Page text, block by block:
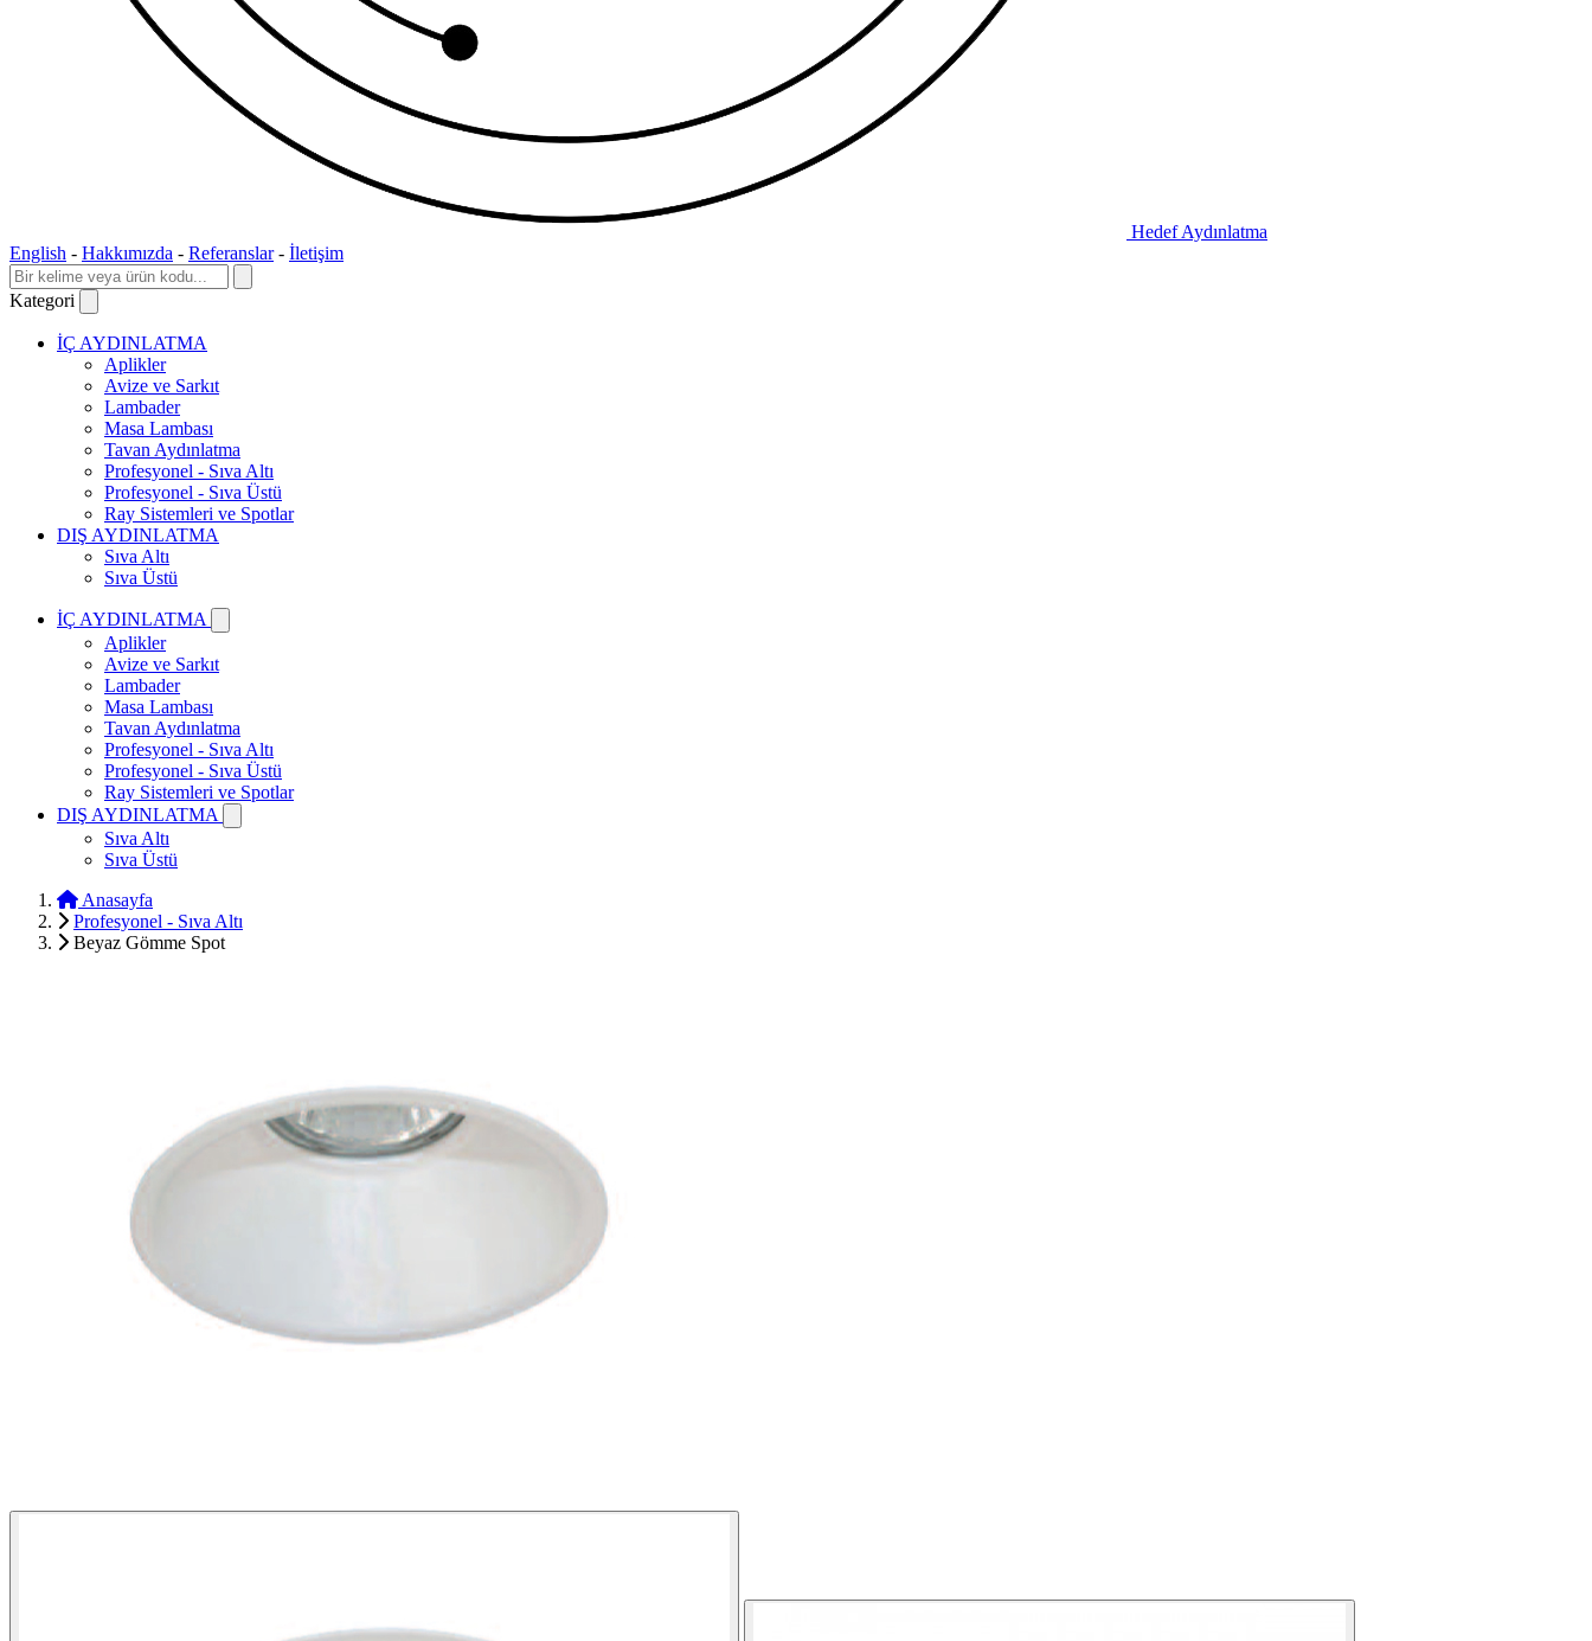
Hedef Aydınlatma
English - Hakkımızda - Referanslar - İletişim
Kategori
İÇ AYDINLATMA
Aplikler
Avize ve Sarkıt
Lambader
Masa Lambası
Tavan Aydınlatma
Profesyonel - Sıva Altı
Profesyonel - Sıva Üstü
Ray Sistemleri ve Spotlar
DIŞ AYDINLATMA
Sıva Altı
Sıva Üstü
İÇ AYDINLATMA
Aplikler
Avize ve Sarkıt
Lambader
Masa Lambası
Tavan Aydınlatma
Profesyonel - Sıva Altı
Profesyonel - Sıva Üstü
Ray Sistemleri ve Spotlar
DIŞ AYDINLATMA
Sıva Altı
Sıva Üstü
Anasayfa
Profesyonel - Sıva Altı
Beyaz Gömme Spot